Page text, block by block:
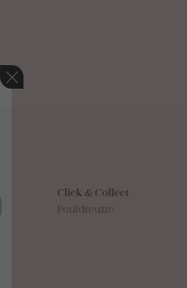
Click & Collect
Pouldreuzic